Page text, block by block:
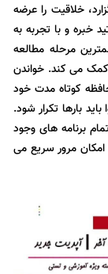
خلاقیت را عرضه
خبره و با تجربه به
مرحله مطالعه
می کند. خواندن
کوتاه مدت خود
بارها تکرار شود.
برنامه های وجود
مرور سریع می